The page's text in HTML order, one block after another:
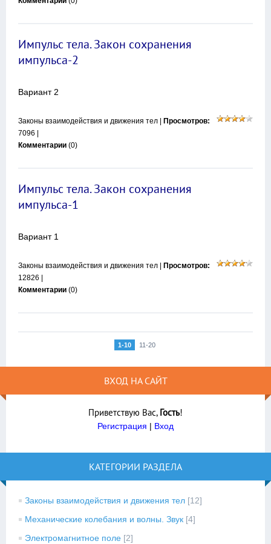
Импульс тела. Закон сохранения
импульса-2
Вариант 2
Законы взаимодействия и движения тел
Просмотров:
7096 |
Комментарии (0)
Импульс тела. Закон сохранения
импульса-1
Вариант 1
Законы взаимодействия и движения тел
Просмотров:
12826 |
Комментарии (0)
1-10 11-20
ВХОД НА САЙТ
Приветствую Вас, Гость!
Регистрация | Вход
КАТЕГОРИИ РАЗДЕЛА
Законы взаимодействия и движения тел [12]
Механические колебания и волны. Звук [4]
Электромагнитное поле [2]